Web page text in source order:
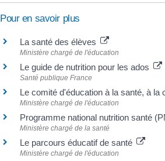
Pour en savoir plus
La santé des élèves
Ministère chargé de l'éducation
Le guide de nutrition pour les ados
Santé publique France
Le comité d'éducation à la santé, à
Ministère chargé de l'éducation
Programme national nutrition santé
Ministère chargé de la santé
Le parcours éducatif de santé
Ministère chargé de l'éducation